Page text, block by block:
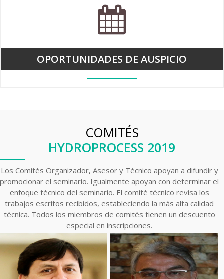
OPORTUNIDADES DE AUSPICIO
COMITÉS
HYDROPROCESS 2019
Los Comités Organizador, Asesor y Técnico apoyan a difundir y
promocionar el seminario. Igualmente apoyan con determinar el
enfoque técnico del seminario. El comité técnico revisa los
trabajos escritos recibidos, estableciendo la más alta calidad
técnica. Todos los miembros de comités tienen un descuento
especial en inscripciones.